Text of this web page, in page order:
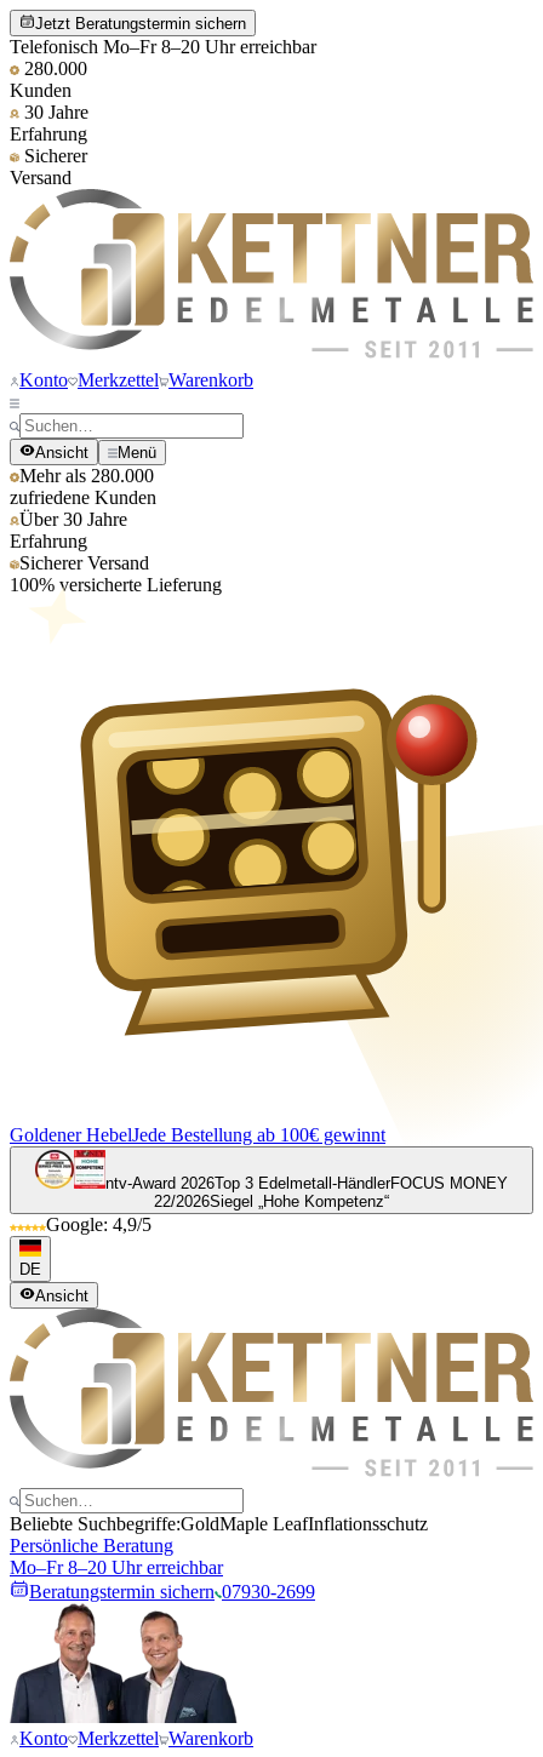
Jetzt Beratungstermin sichern
Telefonisch Mo–Fr 8–20 Uhr erreichbar
280.000
Kunden
30 Jahre
Erfahrung
Sicherer
Versand
Konto Merkzettel Warenkorb
Ansicht Menü
Mehr als 280.000
zufriedene Kunden
Über 30 Jahre
Erfahrung
Sicherer Versand
100% versicherte Lieferung
Goldener HebelJede Bestellung ab 100€ gewinnt
ntv-Award 2026Top 3 Edelmetall-HändlerFOCUS MONEY
22/2026Siegel „Hohe Kompetenz“
Google: 4,9/5
DE
Ansicht
Beliebte Suchbegriffe:GoldMaple LeafInflationsschutz
Persönliche Beratung
Mo–Fr 8–20 Uhr erreichbar
Beratungstermin sichern 07930-2699
Konto Merkzettel Warenkorb